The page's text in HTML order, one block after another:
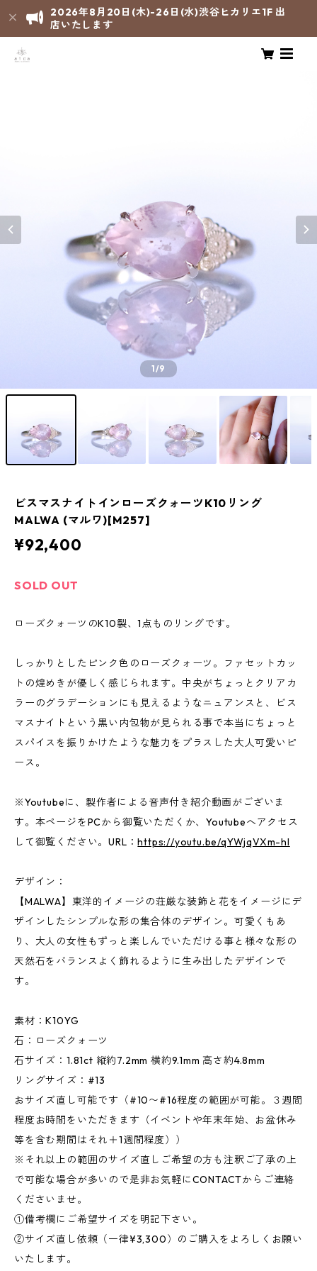
2026年8月20日(木)-26日(水)渋谷ヒカリエ1F 出
店いたします
1/9
ビスマスナイトインローズクォーツK10リング
MALWA (マルワ)[M257]
¥92,400
SOLD OUT
ローズクォーツのK10製、1点ものリングです。
しっかりとしたピンク色のローズクォーツ。ファセットカッ
トの煌めきが優しく感じられます。中央がちょっとクリアカ
ラーのグラデーションにも見えるようなニュアンスと、ビス
マスナイトという黒い内包物が見られる事で本当にちょっと
スパイスを振りかけたような魅力をプラスした大人可愛いピ
ース。
※Youtubeに、製作者による音声付き紹介動画がございま
す。本ページをPCから御覧いただくか、Youtubeへアクセス
して御覧ください。URL：https://youtu.be/qYWjqVXm-hI
デザイン：
【MALWA】東洋的イメージの荘厳な装飾と花をイメージにデ
ザインしたシンプルな形の集合体のデザイン。可愛くもあ
り、大人の女性もずっと楽しんでいただける事と様々な形の
天然石をバランスよく飾れるように生み出したデザインで
す。
素材：K10YG
石：ローズクォーツ
石サイズ：1.81ct 縦約7.2mm 横約9.1mm 高さ約4.8mm
リングサイズ：#13
おサイズ直し可能です（#10〜#16程度の範囲が可能。３週間
程度お時間をいただきます（イベントや年末年始、お盆休み
等を含む期間はそれ＋1週間程度））
※それ以上の範囲のサイズ直しご希望の方も注釈ご了承の上
で可能な場合が多いので是非お気軽にCONTACTからご連絡
くださいませ。
①備考欄にご希望サイズを明記下さい。
②サイズ直し依頼（一律¥3,300）のご購入をよろしくお願い
いたします。